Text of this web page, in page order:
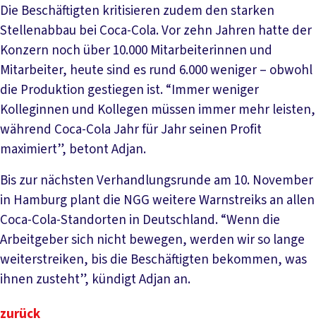
Die Beschäftigten kritisieren zudem den starken
Stellenabbau bei Coca-Cola. Vor zehn Jahren hatte der
Konzern noch über 10.000 Mitarbeiterinnen und
Mitarbeiter, heute sind es rund 6.000 weniger – obwohl
die Produktion gestiegen ist. “Immer weniger
Kolleginnen und Kollegen müssen immer mehr leisten,
während Coca-Cola Jahr für Jahr seinen Profit
maximiert”, betont Adjan.
Bis zur nächsten Verhandlungsrunde am 10. November
in Hamburg plant die NGG weitere Warnstreiks an allen
Coca-Cola-Standorten in Deutschland. “Wenn die
Arbeitgeber sich nicht bewegen, werden wir so lange
weiterstreiken, bis die Beschäftigten bekommen, was
ihnen zusteht”, kündigt Adjan an.
zurück